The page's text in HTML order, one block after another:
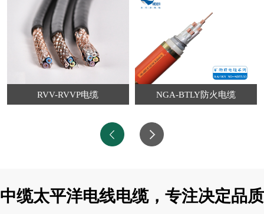
RVV-RVVP电缆 NGA-BTLY防火电缆
中缆太平洋电线电缆，专注决定品质